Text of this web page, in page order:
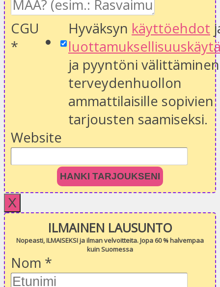
CGU
*
Hyväksyn käyttöehdot
ja pyyntöni välittäminen
terveydenhuollon
ammattilaisille sopivien
tarjousten saamiseksi.
Website
HANKI TARJOUKSENI
X
ILMAINEN LAUSUNTO
Nopeasti, ILMAISEKSI ja ilman velvoitteita. Jopa 60 % halvempaa
kuin Suomessa
Nom *